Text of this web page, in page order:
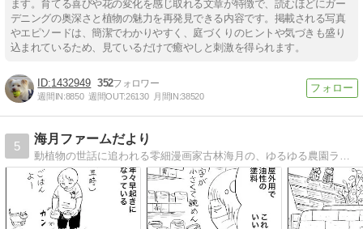
ます。育てる喜びや花の変化を感じ取れる文章が特徴で、読むほどにガー
デニングの奥深さと植物の魅力を再発見できる内容です。掲載される写真
やエピソードは、簡潔でわかりやすく、庭づくりのヒントや気づきも盛り
込まれているため、見ているだけで癒やしと刺激を得られます。
1432949 352
週間IN:8850 週間OUT:26130 月間IN:38520
5
海月ファームだより